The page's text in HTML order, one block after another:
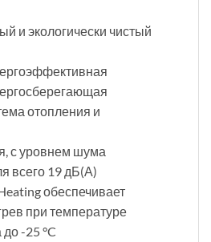
и экологически чистый
отопления и
с уровнем шума
всего 19 дБ(А)
обеспечивает
при температуре
-25 °C